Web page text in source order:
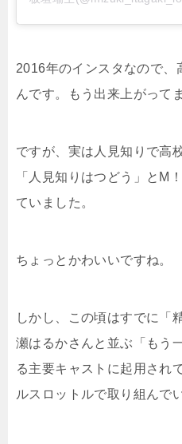
2016年のインスタなので、
んです。もう出来上がって
ですが、実は人見知りで高
「人見知りはつどう」とM
ていました。
ちょっとかわいいですね。
しかし、この頃はすでに「
瀬はるかさんと並ぶ「もう
る主要キャストに起用され
ルスロットルで取り組んで